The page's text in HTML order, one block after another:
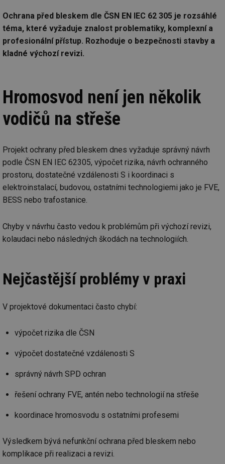
Ochrana před bleskem dle ČSN EN IEC 62 305 je rozsáhlé
téma, které vyžaduje znalost problematiky, komplexní a
profesionální přístup. Rozhoduje o bezpečnosti stavby a
kladné výchozí revizi.
Hromosvod není jen několik
vodičů na střeše
Projekt ochrany před bleskem dnes vyžaduje správný návrh
podle ČSN EN IEC 62305, výpočet rizika, návrh ochranného
prostoru, dostatečné vzdálenosti S i koordinaci s
elektroinstalací, budovou, ostatními technologiemi jako je FVE,
BESS nebo trafostanice.
Chyby v návrhu často vedou k problémům při výchozí revizi,
kolaudaci nebo následných škodách na technologiích.
Nejčastější problémy v praxi
V projektové dokumentaci často chybí:
výpočet rizika dle ČSN
výpočet dostatečné vzdálenosti S
správný návrh SPD ochran
řešení ochrany FVE, antén nebo technologií na střeše
koordinace hromosvodu s ostatními profesemi
Výsledkem bývá nefunkční ochrana před bleskem nebo
komplikace při realizaci a revizi.